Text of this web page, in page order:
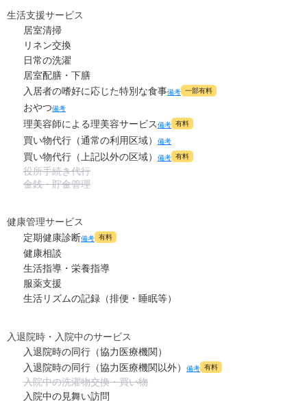
介護保険料
生活支援サービス
居室清掃
リネン交換
日常の洗濯
居室配膳・下膳
入居者の嗜好に応じた特別な食事備考 一部有料
おやつ備考
理美容師による理美容サービス備考 有料
買い物代行（通常の利用区域） 備考
買い物代行（上記以外の区域） 備考 有料
役所手続き代行
金銭・貯金管理
健康管理サービス
定期健康診断備考 有料
健康相談
生活指導・栄養指導
服薬支援
生活リズムの記録（排便・睡眠等）
入退院時・入院中のサービス
入退院時の同行（協力医療機関）
入退院時の同行（協力医療機関以外）
備考 有料
入院中の洗濯物交換・買い物
入院中の見舞い訪問